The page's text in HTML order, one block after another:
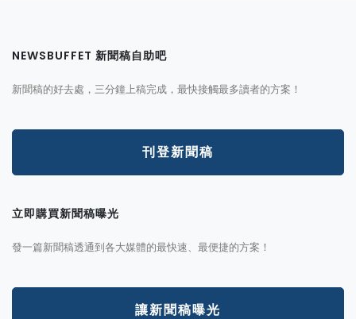
NEWSBUFFET 新聞稿自助吧
新聞稿的好去處，三分鐘上稿完成，最快接觸最多讀者的方案！
刊登新聞稿
立即購買新聞稿曝光
發一篇新聞稿透通到各大媒體的最快速、最便捷的方案！
讓新聞稿曝光